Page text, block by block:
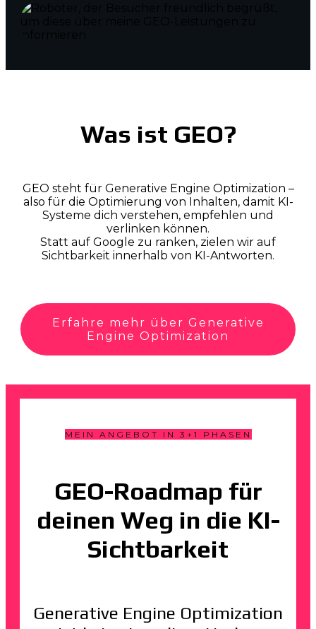
Was ist GEO?
GEO steht für Generative Engine Optimization –
also für die Optimierung von Inhalten, damit KI-
Systeme dich verstehen, empfehlen und
verlinken können.
Statt auf Google zu ranken, zielen wir auf
Sichtbarkeit innerhalb von KI-Antworten.
Erfahre mehr über Generative
Engine Optimization
MEIN ANGEBOT IN 3+1 PHASEN
GEO-Roadmap für
deinen Weg in die KI-
Sichtbarkeit
Generative Engine Optimization